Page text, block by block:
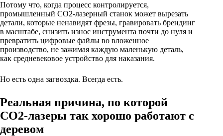
Потому что, когда процесс контролируется,
промышленный CO2-лазерный станок может вырезать
детали, которые ненавидят фрезы, гравировать брендинг
в масштабе, снизить износ инструмента почти до нуля и
превратить цифровые файлы во вложенное
производство, не зажимая каждую маленькую деталь,
как средневековое устройство для наказания.
Но есть одна загвоздка. Всегда есть.
Реальная причина, по которой
CO2-лазеры так хорошо работают с
деревом